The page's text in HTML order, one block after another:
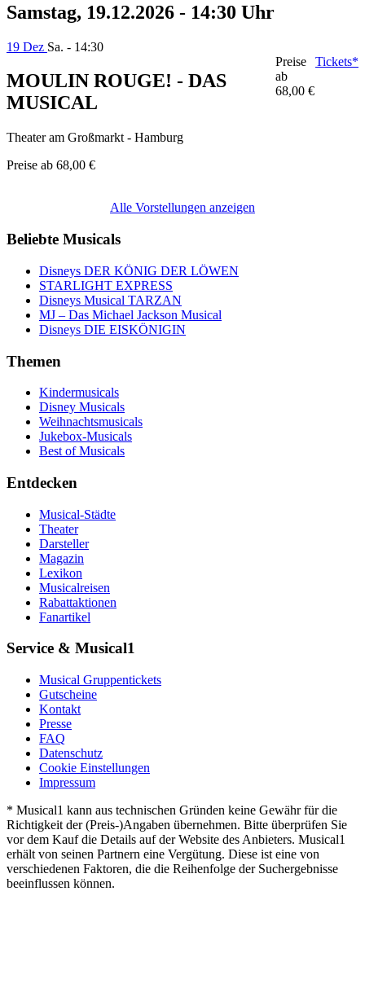
Samstag, 19.12.2026 - 14:30 Uhr
19 Dez Sa. - 14:30
MOULIN ROUGE! - DAS
MUSICAL
Theater am Großmarkt - Hamburg
Preise ab 68,00 €
Preise
ab
68,00 €
Tickets*
Alle Vorstellungen anzeigen
Beliebte Musicals
Disneys DER KÖNIG DER LÖWEN
STARLIGHT EXPRESS
Disneys Musical TARZAN
MJ – Das Michael Jackson Musical
Disneys DIE EISKÖNIGIN
Themen
Kindermusicals
Disney Musicals
Weihnachtsmusicals
Jukebox-Musicals
Best of Musicals
Entdecken
Musical-Städte
Theater
Darsteller
Magazin
Lexikon
Musicalreisen
Rabattaktionen
Fanartikel
Service & Musical1
Musical Gruppentickets
Gutscheine
Kontakt
Presse
FAQ
Datenschutz
Cookie Einstellungen
Impressum
* Musical1 kann aus technischen Gründen keine Gewähr für die
Richtigkeit der (Preis-)Angaben übernehmen. Bitte überprüfen Sie
vor dem Kauf die Details auf der Website des Anbieters. Musical1
erhält von seinen Partnern eine Vergütung. Diese ist eine von
verschiedenen Faktoren, die die Reihenfolge der Suchergebnisse
beeinflussen können.